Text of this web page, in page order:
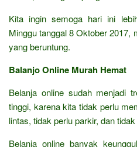
Kita ingin semoga hari ini
Minggu tanggal 8 Oktober
yang beruntung.
Balanjo Online Murah Hemat
Belanja online sudah menjadi
tinggi, karena kita tidak perlu
lintas, tidak perlu parkir, dan
Belanja online banyak